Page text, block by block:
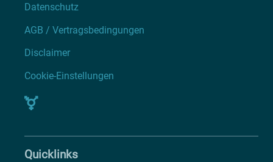
Datenschutz
AGB / Vertragsbedingungen
Disclaimer
Cookie-Einstellungen
Quicklinks